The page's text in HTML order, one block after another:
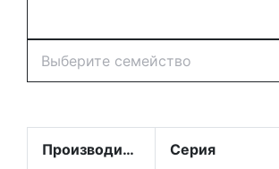
Выберите семейство
Производитель Серия